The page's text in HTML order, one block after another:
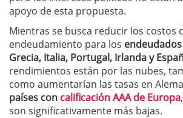
apoyo de esta propuesta.
Mientras se busca reducir los costos
endeudamiento para los
Grecia, Italia, Portugal, Irlanda y
rendimientos están por las nubes,
como aumentarían las tasas en
países con calificación AAA de Europa
son significativamente más bajas.